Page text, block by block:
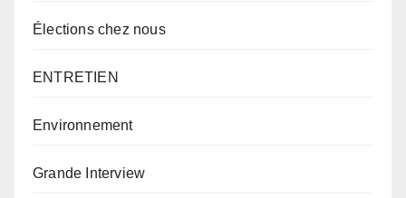
Élections chez nous
ENTRETIEN
Environnement
Grande Interview